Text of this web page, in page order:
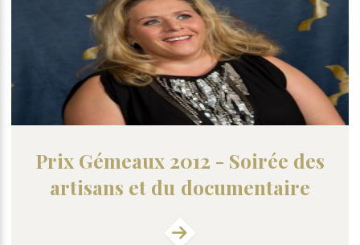
Prix Gémeaux 2012 - Soirée des
artisans et du documentaire